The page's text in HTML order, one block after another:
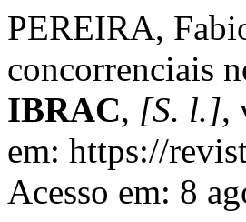
PEREIRA,
concorrenciais
IBRAC, [S. l.],
em: https://
Acesso em: 8